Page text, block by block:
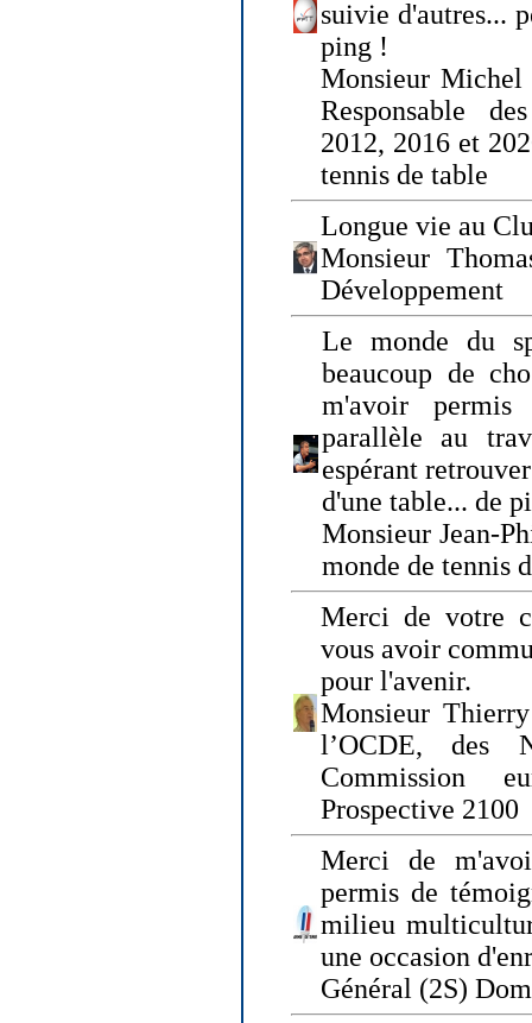
suivie d'autres...
ping !
Monsieur
Responsable
2012, 2016 et
tennis de table
Longue vie au
Monsieur
Développement
Le monde du
beaucoup de
m'avoir
parallèle au
espérant
d'une table... de
Monsieur Jean-
monde de tennis
Merci de votre
vous avoir
pour l'avenir.
Monsieur
l’OCDE, des
Commission
Prospective 2100
Merci de
permis de
milieu
une occasion
Général (2S)